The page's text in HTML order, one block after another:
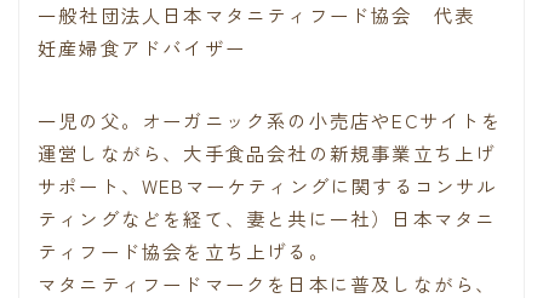
一般社団法人日本マタニティフード協会 代表
妊産婦食アドバイザー
一児の父。オーガニック系の小売店やECサイトを
運営しながら、大手食品会社の新規事業立ち上げ
サポート、WEBマーケティングに関するコンサル
ティングなどを経て、妻と共に一社）日本マタニ
ティフード協会を立ち上げる。
マタニティフードマークを日本に普及しながら、